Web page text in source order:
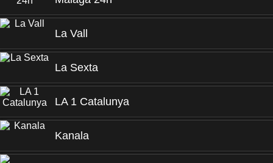
La Vall
La Sexta
LA 1 Catalunya
Kanala